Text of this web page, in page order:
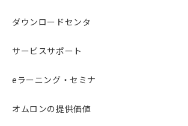
ダウンロードセンタ
サービスサポート
eラーニング・セミナ
オムロンの提供価値